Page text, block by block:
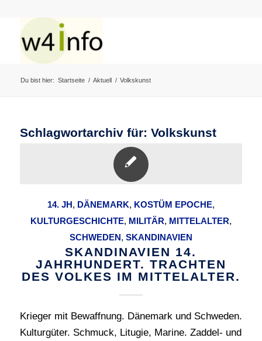
Du bist hier: Startseite / Aktuell / Volkskunst
Schlagwortarchiv für: Volkskunst
14. JH, DÄNEMARK, KOSTÜM EPOCHE,
KULTURGESCHICHTE, MILITÄR, MITTELALTER,
SCHWEDEN, SKANDINAVIEN
SKANDINAVIEN 14.
JAHRHUNDERT. TRACHTEN
DES VOLKES IM MITTELALTER.
Krieger mit Bewaffnung. Dänemark und Schweden.
Kulturgüter. Schmuck, Litugie, Marine. Zaddel- und